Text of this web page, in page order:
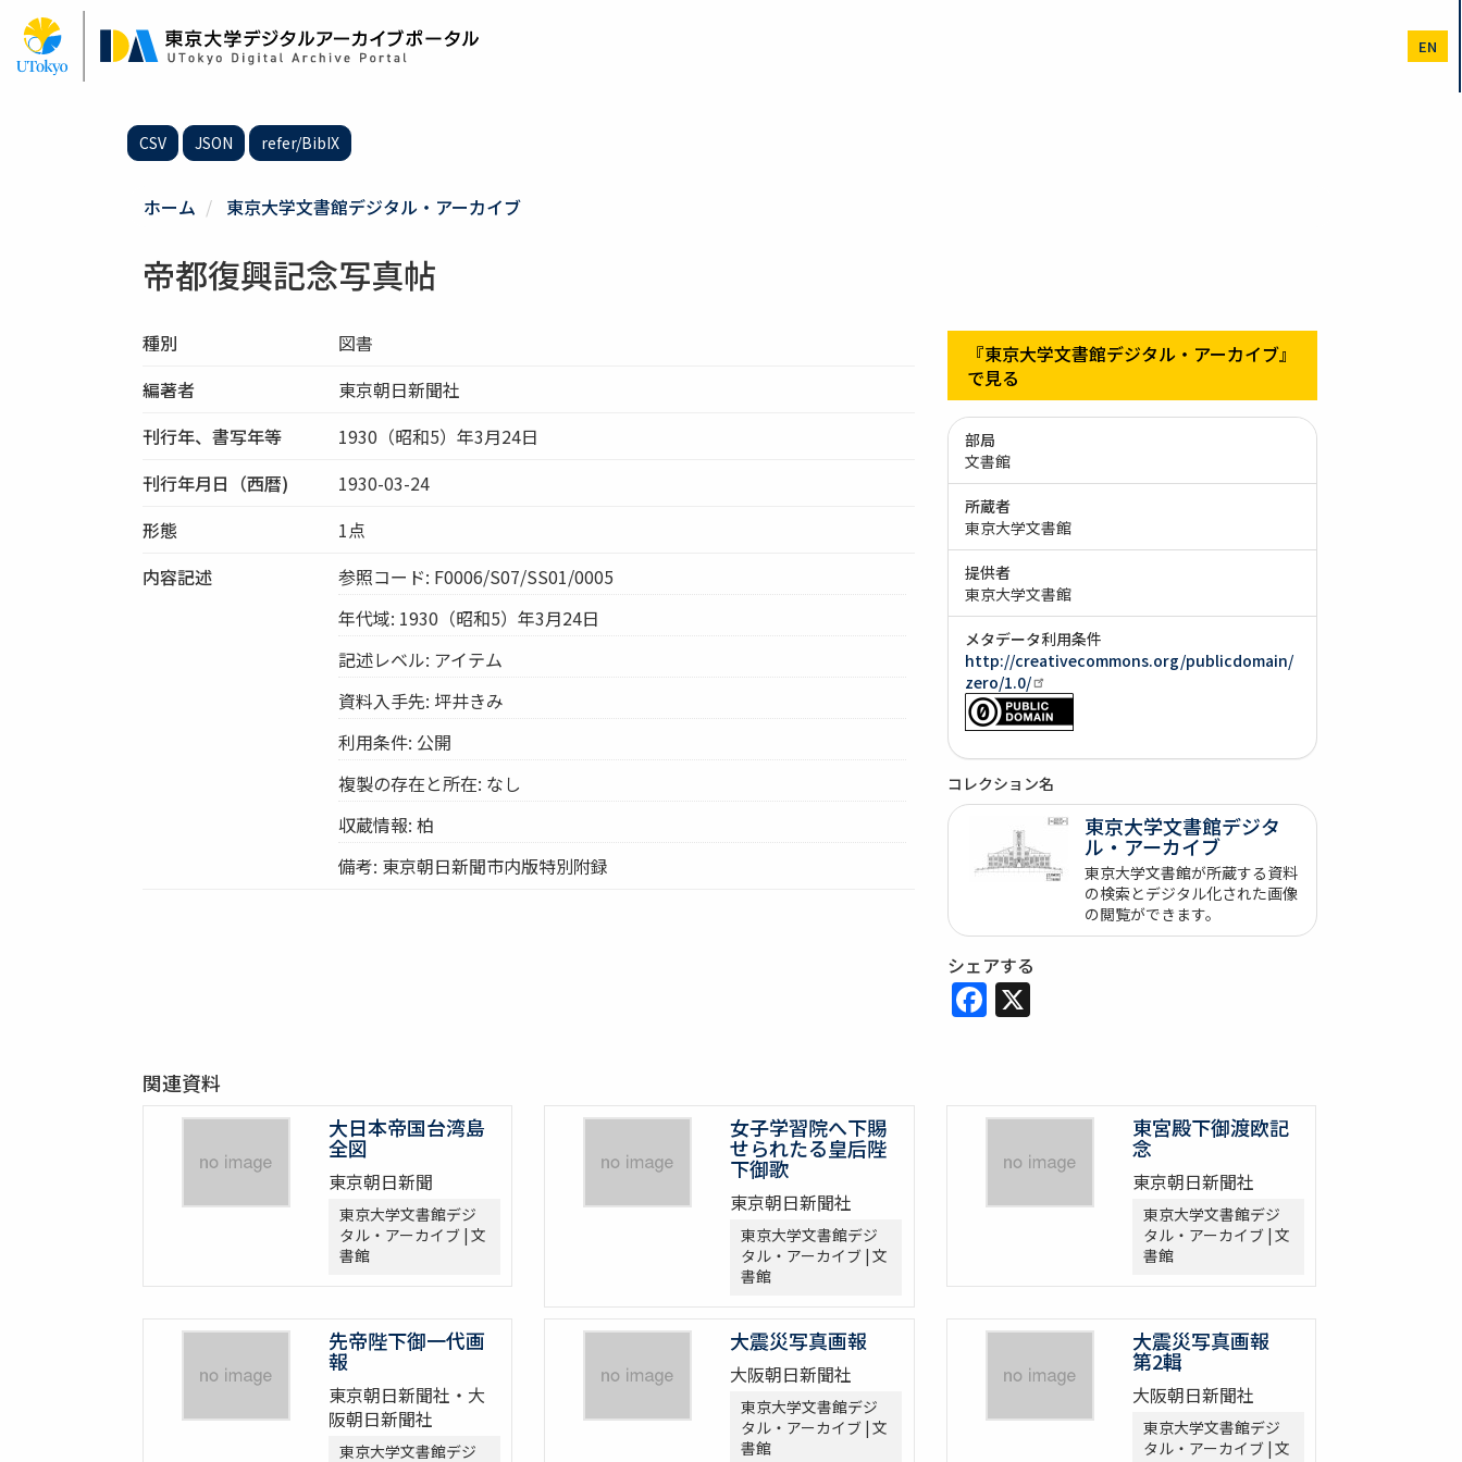
ン
EN
CSV JSON refer/BibIX
ホーム 東京大学文書館デジタル・アーカイブ
帝都復興記念写真帖
種別
図書
編著者
東京朝日新聞社
刊行年、書写年等
1930（昭和5）年3月24日
刊行年月日（西暦)
1930-03-24
形態
1点
内容記述
参照コード: F0006/S07/SS01/0005
年代域: 1930（昭和5）年3月24日
記述レベル: アイテム
資料入手先: 坪井きみ
利用条件: 公開
複製の存在と所在: なし
収蔵情報: 柏
備考: 東京朝日新聞市内版特別附録
『東京大学文書館デジタル・アーカイブ』
で見る
部局
文書館
所蔵者
東京大学文書館
提供者
東京大学文書館
メタデータ利用条件
http://creativecommons.org/publicdomain/
zero/1.0/
コレクション名
東京大学文書館デジタ
ル・アーカイブ
東京大学文書館が所蔵する資料
の検索とデジタル化された画像
の閲覧ができます。
シェアする
Facebook
X
関連資料
大日本帝国台湾島
全図
東京朝日新聞
東京大学文書館デジ
タル・アーカイブ | 文
書館
女子学習院へ下賜
せられたる皇后陛
下御歌
東京朝日新聞社
東京大学文書館デジ
タル・アーカイブ | 文
書館
東宮殿下御渡欧記
念
東京朝日新聞社
東京大学文書館デジ
タル・アーカイブ | 文
書館
先帝陛下御一代画
報
東京朝日新聞社・大
阪朝日新聞社
東京大学文書館デジ
大震災写真画報
大阪朝日新聞社
東京大学文書館デジ
タル・アーカイブ | 文
書館
大震災写真画報
第2輯
大阪朝日新聞社
東京大学文書館デジ
タル・アーカイブ | 文